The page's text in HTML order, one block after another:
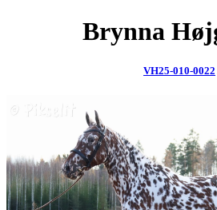
Brynna
VH25-010-0022